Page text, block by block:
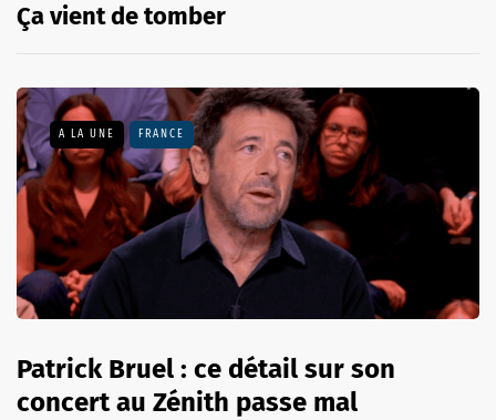
Ça vient de tomber
A LA UNE FRANCE
Patrick Bruel : ce détail sur son
concert au Zénith passe mal